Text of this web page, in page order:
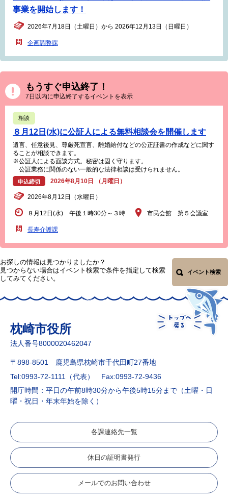
事業を開始します！
2026年7月18日（土曜日）から 2026年12月13日（日曜日）
企画調整課
もうすぐ申込終了！
7日以内に申込終了するイベントを表示
相談
８月12日(水)に公証人による無料相談会を開催します
遺言、任意後見、尊厳死宣言、離婚給付などの公正証書の作成などに関す
ることが相談できます。
※公証人による面談方式。秘密は固く守ります。
公証業務に関係のない一般的な法律相談は受けられません。
申込締切 2026年8月10日 （月曜日）
2026年8月12日（水曜日）
８月12日(水) 午後１時30分～３時 市民会館 第５会議室
長寿介護課
お探しの情報は見つかりましたか？
見つからない場合はイベント検索で条件を指定して検索
してみてください。
イベント検索
枕崎市役所
法人番号8000020462047
〒898-8501 鹿児島県枕崎市千代田町27番地
Tel:0993-72-1111（代表）
Fax:0993-72-9436
開庁時間：平日の午前8時30分から午後5時15分まで（土曜・日
曜・祝日・年末年始を除く）
各課連絡先一覧
休日の証明書発行
メールでのお問い合わせ